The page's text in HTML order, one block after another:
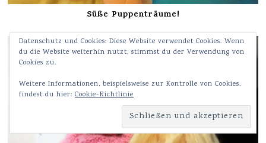
Süße Puppenträume!
Datenschutz und Cookies: Diese Website verwendet Cookies. Wenn
du die Website weiterhin nutzt, stimmst du der Verwendung von
Cookies zu.
Weitere Informationen, beispielsweise zur Kontrolle von Cookies,
findest du hier: Cookie-Richtlinie